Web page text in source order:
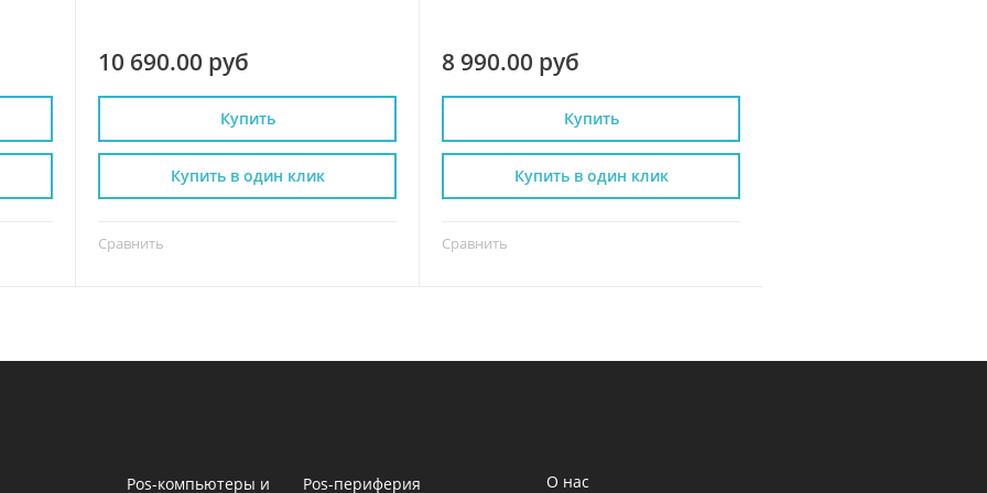
10 690.00 руб
Купить
Сравнить
Купить в один клик
8 990.00 руб
Купить
Сравнить
Купить в один клик
Pos-компьютеры и Pos-периферия О нас